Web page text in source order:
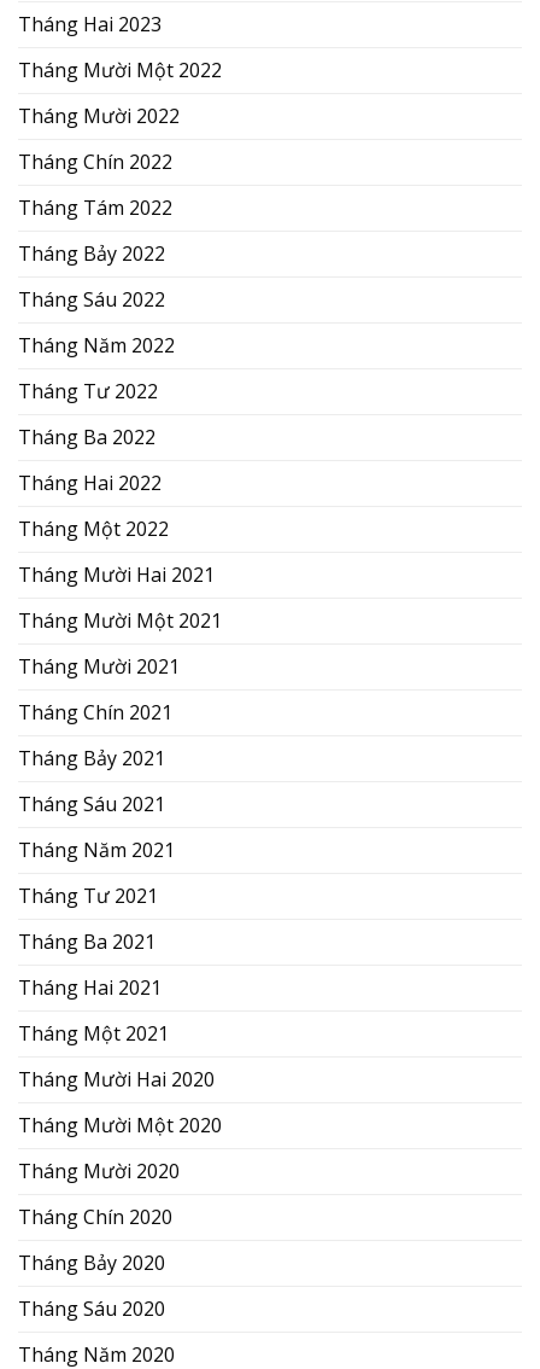
Tháng Hai 2023
Tháng Mười Một 2022
Tháng Mười 2022
Tháng Chín 2022
Tháng Tám 2022
Tháng Bảy 2022
Tháng Sáu 2022
Tháng Năm 2022
Tháng Tư 2022
Tháng Ba 2022
Tháng Hai 2022
Tháng Một 2022
Tháng Mười Hai 2021
Tháng Mười Một 2021
Tháng Mười 2021
Tháng Chín 2021
Tháng Bảy 2021
Tháng Sáu 2021
Tháng Năm 2021
Tháng Tư 2021
Tháng Ba 2021
Tháng Hai 2021
Tháng Một 2021
Tháng Mười Hai 2020
Tháng Mười Một 2020
Tháng Mười 2020
Tháng Chín 2020
Tháng Bảy 2020
Tháng Sáu 2020
Tháng Năm 2020